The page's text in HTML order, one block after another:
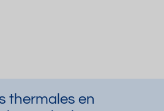
thermales en